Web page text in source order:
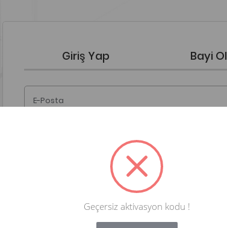
Giriş Yap Bayi Ol
E-Posta
Giriş Yap
Beni Hatırla
Geçersiz aktivasyon kodu !
! Not valid!